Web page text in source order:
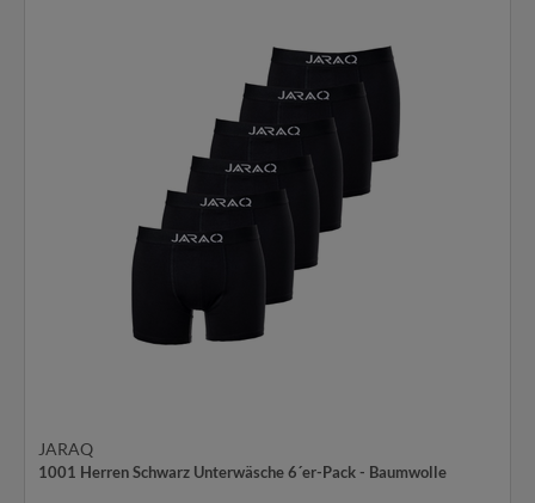
JARAQ
1001 Herren Schwarz Unterwäsche 6´er-Pack - Baumwolle